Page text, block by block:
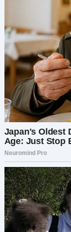
Я кипела
женой и
ничего не
сидеть и
в голову
к…
Краткое
Во время
замечает,
флиртует с
что у него
стюардессы
результате